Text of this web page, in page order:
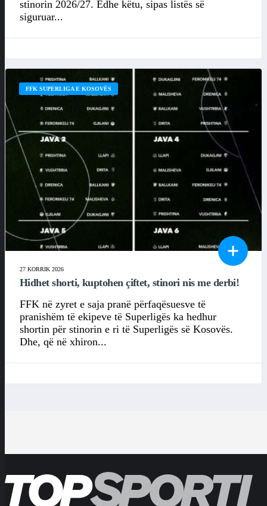
stinorin 2026/27. Edhe këtu, sipas listës së
siguruar...
FFK SUPERLIGA E KOSOVËS
27 KORRIK 2026
Hidhet shorti, kuptohen çiftet, stinori nis me derbi!
FFK në zyret e saja pranë përfaqësuesve të
pranishëm të ekipeve të Superligës ka hedhur
shortin për stinorin e ri të Superligës së Kosovës.
Dhe, që në xhiron...